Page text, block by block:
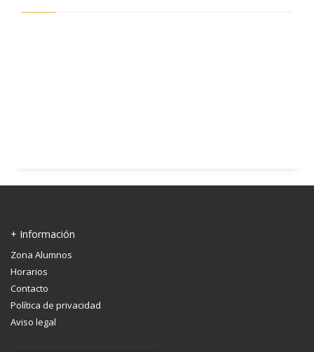
+ Información
Zona Alumnos
Horarios
Contacto
Política de privacidad
Aviso legal